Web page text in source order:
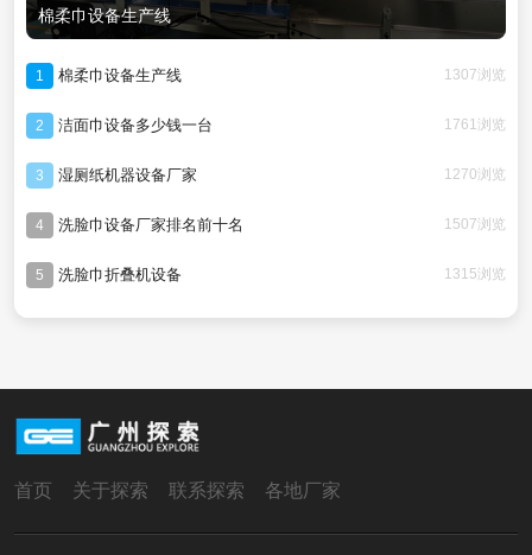
棉柔巾设备生产线
1 棉柔巾设备生产线 1307浏览
2 洁面巾设备多少钱一台 1761浏览
3 湿厕纸机器设备厂家 1270浏览
4 洗脸巾设备厂家排名前十名 1507浏览
5 洗脸巾折叠机设备 1315浏览
首页 关于探索 联系探索 各地厂家